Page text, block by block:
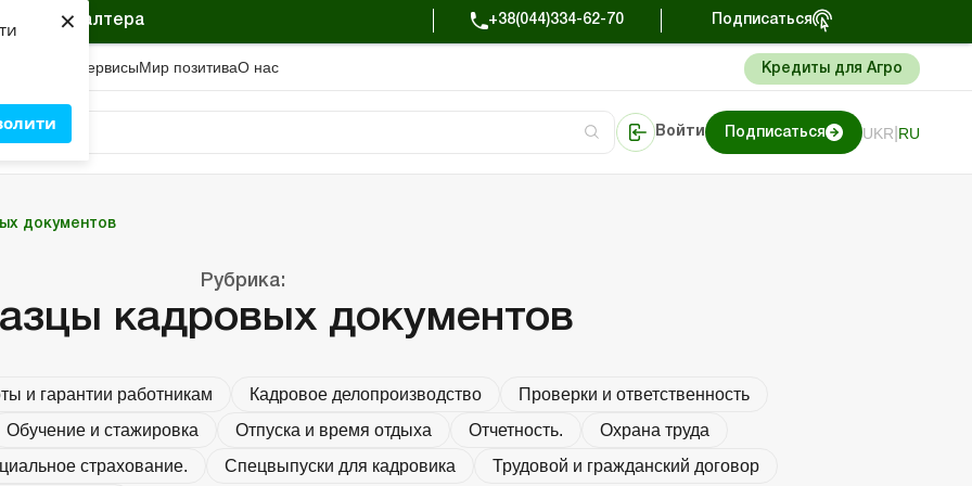
×
бухгалтера +38(044)334-62-70 Подписаться
СервисыМир позитиваО нас Кредиты для Агро
Войти Подписаться UKR RU
документов
Рубрика:
кадровых документов
и гарантии работникам Кадровое делопроизводство
Проверки и ответственность
Обучение и стажировка Отпуска и время отдыха Отчетность.
Охрана труда
страхование. Спецвыпуски для кадровика
Трудовой и гражданский договор